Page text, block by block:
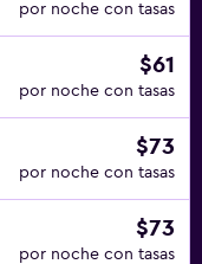
por noche con tasas
$61
por noche con tasas
$73
por noche con tasas
$73
por noche con tasas